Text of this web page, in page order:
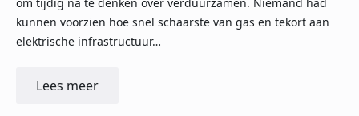
kunnen voorzien hoe snel schaarste van gas en tekort aan
elektrische infrastructuur…
Lees meer